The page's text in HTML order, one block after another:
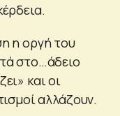
η οργή του
στο…άδειο
και οι
αλλάζουν.